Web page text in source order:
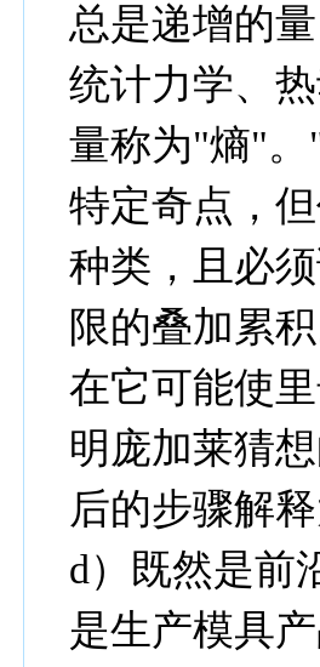
总是递增的
统计力学、
量称为"熵"
特定奇点，
种类，且必
限的叠加累
在它可能使
明庞加莱猜
后的步骤解释
d）既然是前
是生产模具